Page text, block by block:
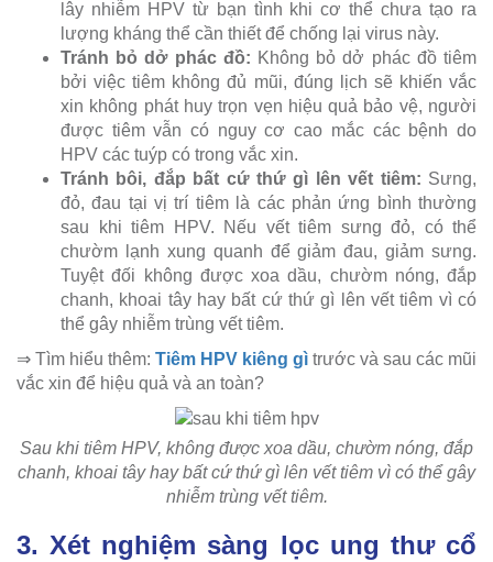
lây nhiễm HPV từ bạn tình khi cơ thể chưa tạo ra
lượng kháng thể cần thiết để chống lại virus này.
Tránh bỏ dở phác đồ: Không bỏ dở phác đồ tiêm
bởi việc tiêm không đủ mũi, đúng lịch sẽ khiến vắc
xin không phát huy trọn vẹn hiệu quả bảo vệ, người
được tiêm vẫn có nguy cơ cao mắc các bệnh do
HPV các tuýp có trong vắc xin.
Tránh bôi, đắp bất cứ thứ gì lên vết tiêm: Sưng,
đỏ, đau tại vị trí tiêm là các phản ứng bình thường
sau khi tiêm HPV. Nếu vết tiêm sưng đỏ, có thể
chườm lạnh xung quanh để giảm đau, giảm sưng.
Tuyệt đối không được xoa dầu, chườm nóng, đắp
chanh, khoai tây hay bất cứ thứ gì lên vết tiêm vì có
thể gây nhiễm trùng vết tiêm.
⇒ Tìm hiểu thêm: Tiêm HPV kiêng gì trước và sau các mũi
vắc xin để hiệu quả và an toàn?
Sau khi tiêm HPV, không được xoa dầu, chườm nóng, đắp
chanh, khoai tây hay bất cứ thứ gì lên vết tiêm vì có thể gây
nhiễm trùng vết tiêm.
3. Xét nghiệm sàng lọc ung thư cổ